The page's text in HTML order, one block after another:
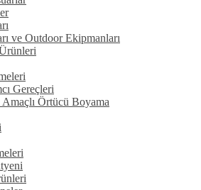
ve Outdoor Ekipmanları
Gereçleri
Örtücü Boyama